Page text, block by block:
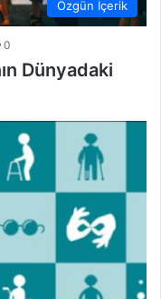
Özgün İçerik
0
Dünyadaki